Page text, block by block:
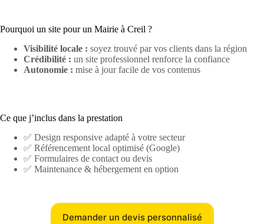
Pourquoi un site pour un Mairie à Creil ?
Visibilité locale : soyez trouvé par vos clients dans la région
Crédibilité : un site professionnel renforce la confiance
Autonomie : mise à jour facile de vos contenus
Ce que j’inclus dans la prestation
✅ Design responsive adapté à votre secteur
✅ Référencement local optimisé (Google)
✅ Formulaires de contact ou devis
✅ Maintenance & hébergement en option
Demander un devis personnalisé